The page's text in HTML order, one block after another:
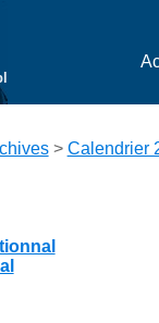
> Calendrier